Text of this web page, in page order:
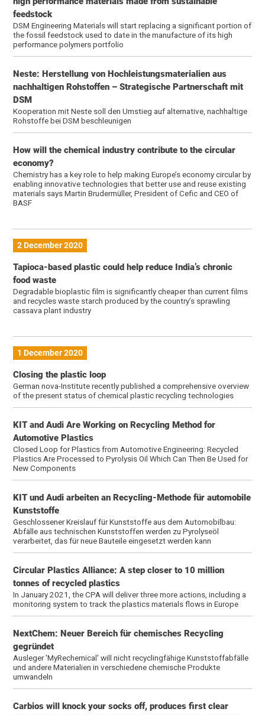
feedstock
DSM Engineering Materials will start replacing a significant portion of
the fossil feedstock used to date in the manufacture of its high
performance polymers portfolio
Neste: Herstellung von Hochleistungsmaterialien aus
nachhaltigen Rohstoffen – Strategische Partnerschaft mit
DSM
Kooperation mit Neste soll den Umstieg auf alternative, nachhaltige
Rohstoffe bei DSM beschleunigen
How will the chemical industry contribute to the circular
economy?
Chemistry has a key role to help making Europe’s economy circular by
enabling innovative technologies that better use and reuse existing
materials says Martin Brudermüller, President of Cefic and CEO of
BASF
2 December 2020
Tapioca-based plastic could help reduce India’s chronic
food waste
Degradable bioplastic film is significantly cheaper than current films
and recycles waste starch produced by the country’s sprawling
cassava plant industry
1 December 2020
Closing the plastic loop
German nova-Institute recently published a comprehensive overview
of the present status of chemical plastic recycling technologies
KIT and Audi Are Working on Recycling Method for
Automotive Plastics
Closed Loop for Plastics from Automotive Engineering: Recycled
Plastics Are Processed to Pyrolysis Oil Which Can Then Be Used for
New Components
KIT und Audi arbeiten an Recycling-Methode für automobile
Kunststoffe
Geschlossener Kreislauf für Kunststoffe aus dem Automobilbau:
Abfälle aus technischen Kunststoffen werden zu Pyrolyseöl
verarbeitet, das für neue Bauteile eingesetzt werden kann
Circular Plastics Alliance: A step closer to 10 million
tonnes of recycled plastics
In January 2021, the CPA will deliver three more actions, including a
monitoring system to track the plastics materials flows in Europe
NextChem: Neuer Bereich für chemisches Recycling
gegründet
Ausleger 'MyRechemical' will nicht recyclingfähige Kunststoffabfälle
und andere Materialien in verschiedene chemische Produkte
umwandeln
Carbios will knock your socks off, produces first clear